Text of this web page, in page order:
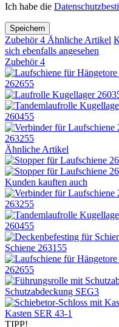
Ich habe die
Speichern
Zubehör4 Ähnliche Artikel
sich ebenfalls angesehen
Zubehör4
262655
260455
263255
Ähnliche Artikel
Kunden kauften auch
263255
260455
Schiene 263155
262655
Schutzabdeckung SEG3
Kasten SER 43-1
TIPP!